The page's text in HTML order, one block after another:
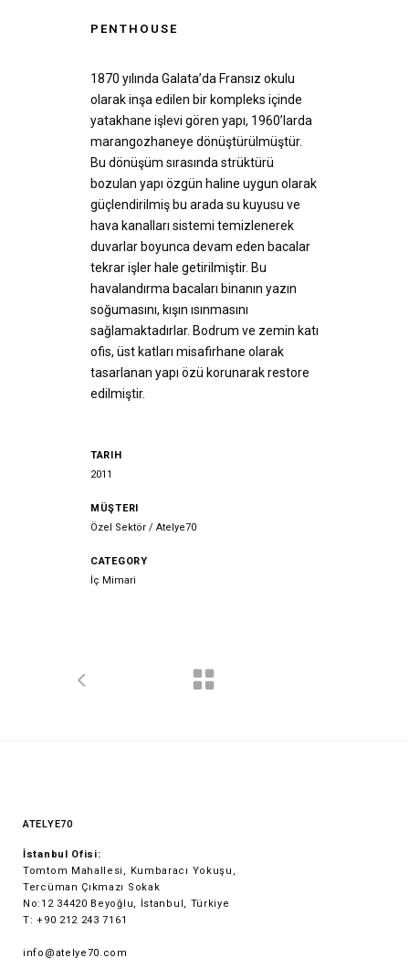
PENTHOUSE
1870 yılında Galata’da Fransız okulu
olarak inşa edilen bir kompleks içinde
yatakhane işlevi gören yapı, 1960’larda
marangozhaneye dönüştürülmüştür.
Bu dönüşüm sırasında strüktürü
bozulan yapı özgün haline uygun olarak
güçlendirilmiş bu arada su kuyusu ve
hava kanalları sistemi temizlenerek
duvarlar boyunca devam eden bacalar
tekrar işler hale getirilmiştir. Bu
havalandırma bacaları binanın yazın
soğumasını, kışın ısınmasını
sağlamaktadırlar. Bodrum ve zemin katı
ofis, üst katları misafirhane olarak
tasarlanan yapı özü korunarak restore
edilmiştir.
TARIH
2011
MÜŞTERI
Özel Sektör / Atelye70
CATEGORY
İç Mimari
ATELYE70
İstanbul Ofisi:
Tomtom Mahallesi, Kumbaracı Yokuşu,
Tercüman Çıkmazı Sokak
No:12 34420 Beyoğlu, İstanbul, Türkiye
T: +90 212 243 7161
info@atelye70.com